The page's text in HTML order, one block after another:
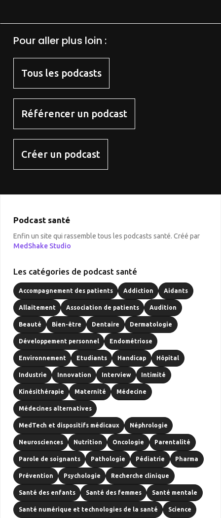
Pour aller plus loin :
Tous les podcasts
Référencer un podcast
Créer un podcast
Podcast santé
Enfin un site qui rassemble tous les podcasts santé. Créé par
MedShake Studio
Les catégories de podcast santé
Accompagnement des patients Addiction Aidants
Allaitement Association de patients Audition
Beauté Bien-être Dentaire Dermatologie
Développement personnel Endométriose
Environnement Etudiants Handicap Hôpital
Industrie Innovation Interview Intimité
Kinésithérapie Maternité Médecine
Médecines alternatives
MedTech et dispositifs médicaux Néphrologie
Neurosciences Nutrition Oncologie Parentalité
Parole de soignants Pathologie Pédiatrie Pharma
Prévention Psychologie Recherche clinique
Santé des enfants Santé des femmes Santé mentale
Santé numérique et technologies de la santé Science